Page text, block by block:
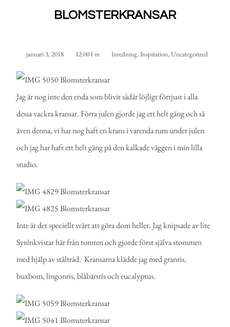
BLOMSTERKRANSAR
januari 3, 2018 12:00 f m Inredning,Inspiration,Uncategorized
Jag är nog inte den enda som blivit sådär löjligt förtjust i alla
dessa vackra kransar. Förra julen gjorde jag ett helt gäng och så
även denna, vi har nog haft en krans i varenda rum under julen
och jag har haft ett helt gäng på den kalkade väggen i min lilla
studio.
Inte är det speciellt svårt att göra dom heller. Jag knipsade av lite
Syrénkvistar här från tomten och gjorde först själva stommen
med hjälp av ståltråd. Kransarna klädde jag med granris,
buxbom, lingonris, blåbärsris och eucalyptus.